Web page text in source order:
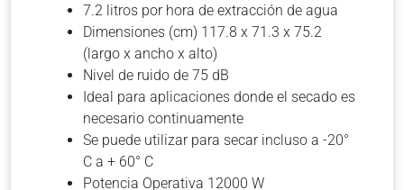
7.2 litros por hora de extracción de agua
Dimensiones (cm) 117.8 x 71.3 x 75.2
(largo x ancho x alto)
Nivel de ruido de 75 dB
Ideal para aplicaciones donde el secado es
necesario continuamente
Se puede utilizar para secar incluso a -20°
C a + 60° C
Potencia Operativa 12000 W